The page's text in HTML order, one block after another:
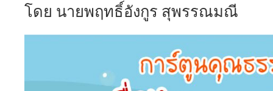
โดย นายพฤทธิ์อังกูร สุพรรณมณี